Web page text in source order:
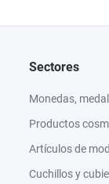
Sectores
Monedas,
Productos
Artículos de
Cuchillos y